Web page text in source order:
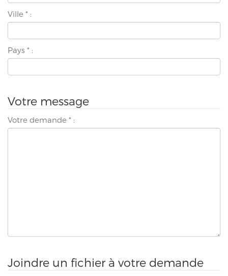
Ville * :
Pays * :
Votre message
Votre demande * :
Joindre un fichier à votre demande